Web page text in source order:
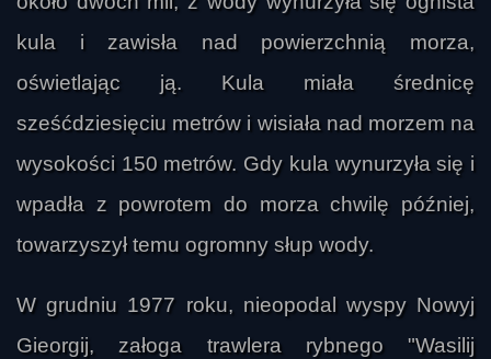
kula i zawisła nad powierzchnią morza,
oświetlając ją. Kula miała średnicę
sześćdziesięciu metrów i wisiała nad morzem na
wysokości 150 metrów. Gdy kula wynurzyła się i
wpadła z powrotem do morza chwilę później,
towarzyszył temu ogromny słup wody.
W grudniu 1977 roku, nieopodal wyspy Nowyj
Gieorgij, załoga trawlera rybnego "Wasilij